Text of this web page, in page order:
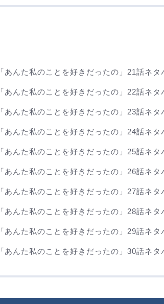
「あんた私のことを好きだったの」21話ネタ
「あんた私のことを好きだったの」22話ネタ
「あんた私のことを好きだったの」23話ネタ
「あんた私のことを好きだったの」24話ネタ
「あんた私のことを好きだったの」25話ネタ
「あんた私のことを好きだったの」26話ネタ
「あんた私のことを好きだったの」27話ネタ
「あんた私のことを好きだったの」28話ネタ
「あんた私のことを好きだったの」29話ネタ
「あんた私のことを好きだったの」30話ネタ